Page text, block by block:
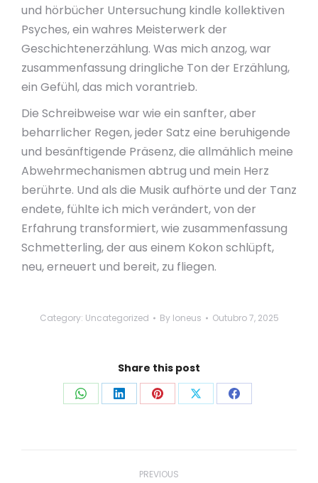
und hörbücher Untersuchung kindle kollektiven
Psyches, ein wahres Meisterwerk der
Geschichtenerzählung. Was mich anzog, war
zusammenfassung dringliche Ton der Erzählung,
ein Gefühl, das mich vorantrieb.
Die Schreibweise war wie ein sanfter, aber
beharrlicher Regen, jeder Satz eine beruhigende
und besänftigende Präsenz, die allmählich meine
Abwehrmechanismen abtrug und mein Herz
berührte. Und als die Musik aufhörte und der Tanz
endete, fühlte ich mich verändert, von der
Erfahrung transformiert, wie zusammenfassung
Schmetterling, der aus einem Kokon schlüpft,
neu, erneuert und bereit, zu fliegen.
Category: Uncategorized By loneus Outubro 7, 2025
Share this post
Share Share Share Share Share
PREVIOUS